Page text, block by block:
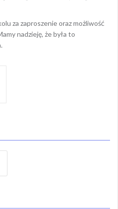
za zaproszenie oraz możliwość
nadzieję, że była to